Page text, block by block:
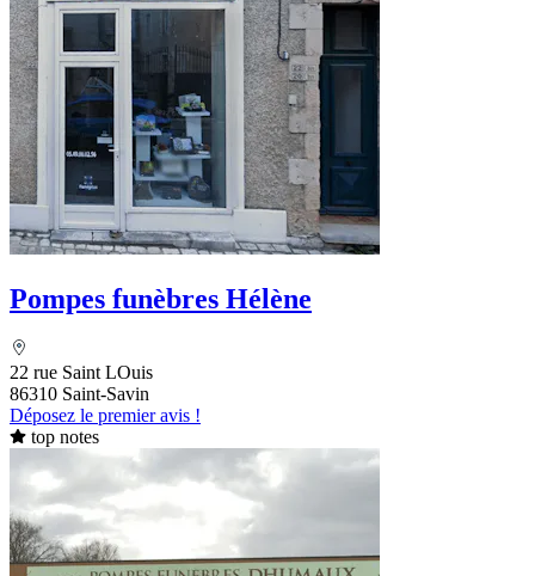
Pompes funèbres Hélène
22 rue Saint LOuis
86310 Saint-Savin
Déposez le premier avis !
top notes